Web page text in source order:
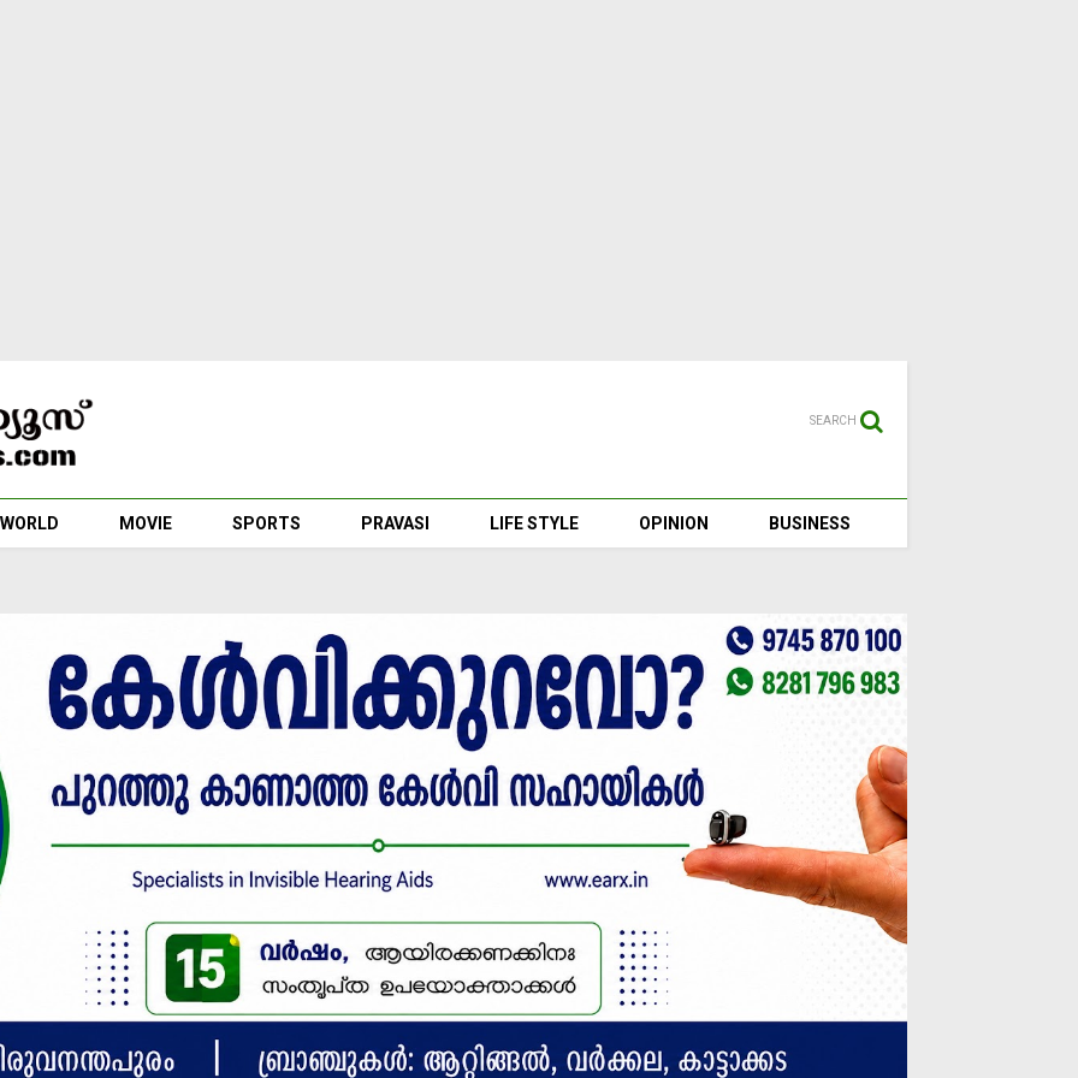
SEARCH
WORLD MOVIE SPORTS PRAVASI LIFE STYLE OPINION BUSINESS